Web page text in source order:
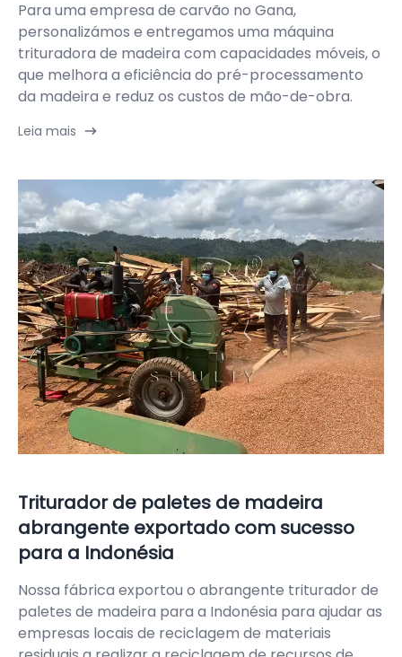
Para uma empresa de carvão no Gana,
personalizámos e entregamos uma máquina
trituradora de madeira com capacidades móveis, o
que melhora a eficiência do pré-processamento
da madeira e reduz os custos de mão-de-obra.
Leia mais
Triturador de paletes de madeira
abrangente exportado com sucesso
para a Indonésia
Nossa fábrica exportou o abrangente triturador de
paletes de madeira para a Indonésia para ajudar as
empresas locais de reciclagem de materiais